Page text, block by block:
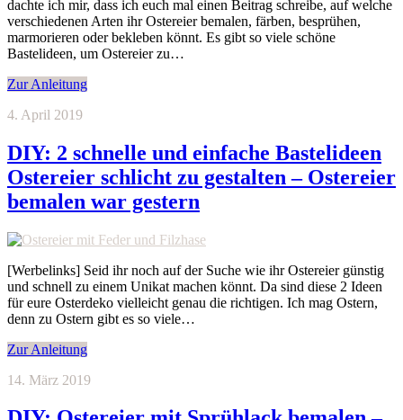
dachte ich mir, dass ich euch mal einen Beitrag schreibe, auf welche
verschiedenen Arten ihr Ostereier bemalen, färben, besprühen,
marmorieren oder bekleben könnt. Es gibt so viele schöne
Bastelideen, um Ostereier zu…
Zur Anleitung
4. April 2019
DIY: 2 schnelle und einfache Bastelideen
Ostereier schlicht zu gestalten – Ostereier
bemalen war gestern
[Werbelinks] Seid ihr noch auf der Suche wie ihr Ostereier günstig
und schnell zu einem Unikat machen könnt. Da sind diese 2 Ideen
für eure Osterdeko vielleicht genau die richtigen. Ich mag Ostern,
denn zu Ostern gibt es so viele…
Zur Anleitung
14. März 2019